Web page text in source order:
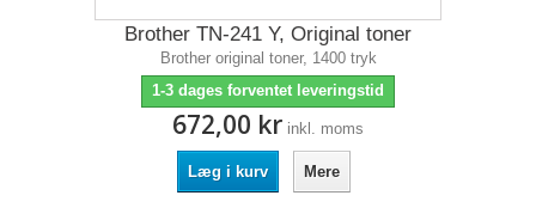
Brother TN-241 Y, Original toner
Brother original toner, 1400 tryk
1-3 dages forventet leveringstid
672,00 kr inkl. moms
Læg i kurv Mere